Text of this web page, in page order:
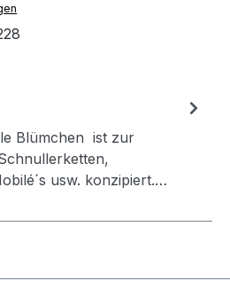
Blümchen ist zur
usw. konzipiert.…